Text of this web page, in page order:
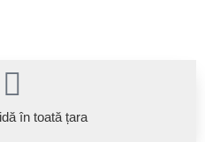
în toată țara